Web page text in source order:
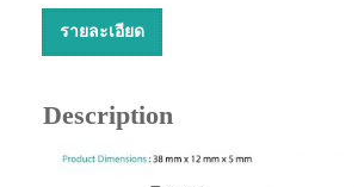
รายละเอียด
Description